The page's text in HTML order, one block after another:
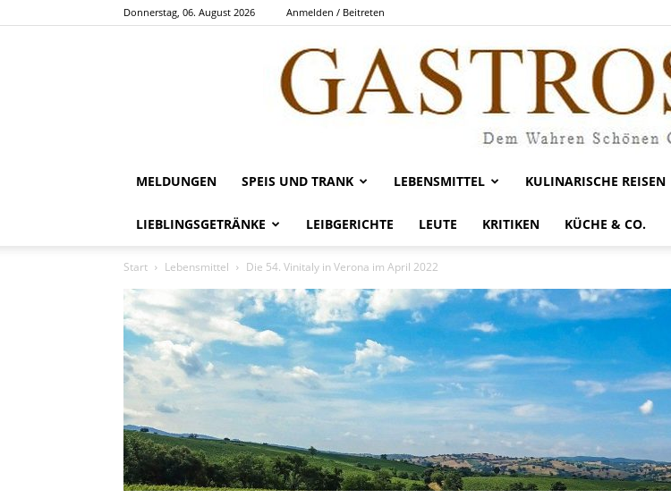
Donnerstag, 06. August 2026 Anmelden / Beitreten
Gastrosofie
MELDUNGEN SPEIS UND TRANK LEBENSMITTEL KULINARISCHE REISEN
LIEBLINGSGETRÄNKE LEIBGERICHTE LEUTE KRITIKEN KÜCHE & CO.
Start Lebensmittel Die 54. Vinitaly in Verona im April 2022